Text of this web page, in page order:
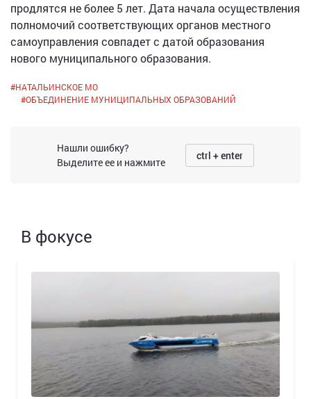
продлятся не более 5 лет. Дата начала осуществления
полномочий соответствующих органов местного
самоуправления совпадет с датой образования
нового муниципального образования.
#НАТАЛЬИНСКОЕ МО
#ОБЪЕДИНЕНИЕ МУНИЦИПАЛЬНЫХ ОБРАЗОВАНИЙ
Нашли ошибку?
Выделите ее и нажмите
ctrl + enter
В фокусе